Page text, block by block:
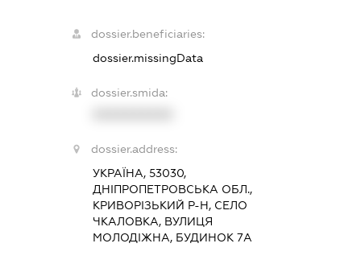
dossier.beneficiaries:
dossier.missingData
dossier.smida:
dossier.address:
УКРАЇНА, 53030,
ДНІПРОПЕТРОВСЬКА ОБЛ.,
КРИВОРІЗЬКИЙ Р-Н, СЕЛО
ЧКАЛОВКА, ВУЛИЦЯ
МОЛОДІЖНА, БУДИНОК 7А